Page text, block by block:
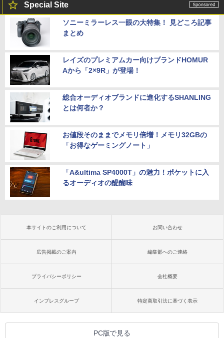
DELL デル E2417H LED液晶モニター 2
3.8インチワイド ブラック 1920×1080
（フルHD） 16:9 IPSパネル LEDバック
古】
Special Site
ソニーミラーレス一眼の大特集！ 見どころ記事
まとめ
レイズのプレミアムカー向けブランドHOMUR
Aから「2×9R」が登場！
総合オーディオブランドに進化するSHANLING
とは何者か？
お値段そのままでメモリ倍増！メモリ32GBの
「お得なゲーミングノート」
「A&ultima SP4000T」の魅力！ポケットに入
るオーディオの醍醐味
本サイトのご利用について お問い合わせ
広告掲載のご案内 編集部へのご連絡
プライバシーポリシー 会社概要
インプレスグループ 特定商取引法に基づく表示
PC版で見る